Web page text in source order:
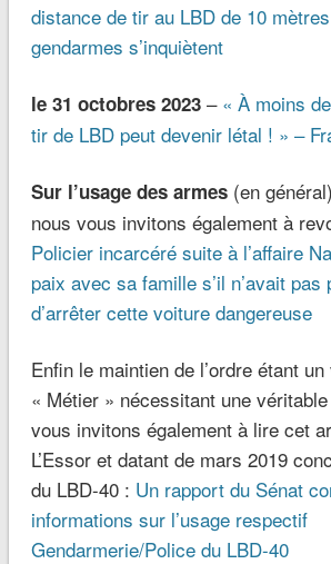
distance de tir au LBD de 10
gendarmes s’inquiètent
le 31 octobres 2023– « À moins
tir de LBD peut devenir létal ! » –
Sur l’usage des armes(en
nous vous invitons également à
Policier incarcéré suite à l’affaire
paix avec sa famille s’il n’avait
d’arrêter cette voiture dangereuse
Enfin le maintien de l’ordre étant
« Métier » nécessitant une
vous invitons également à lire cet
L’Essor et datant de mars 2019
du LBD-40 : Un rapport du Sénat
informations sur l’usage respectif
Gendarmerie/Police du LBD-40